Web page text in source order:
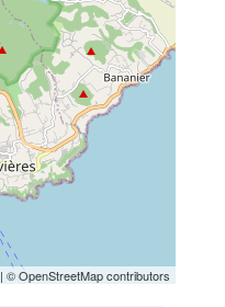
| © OpenStreetMap contributors